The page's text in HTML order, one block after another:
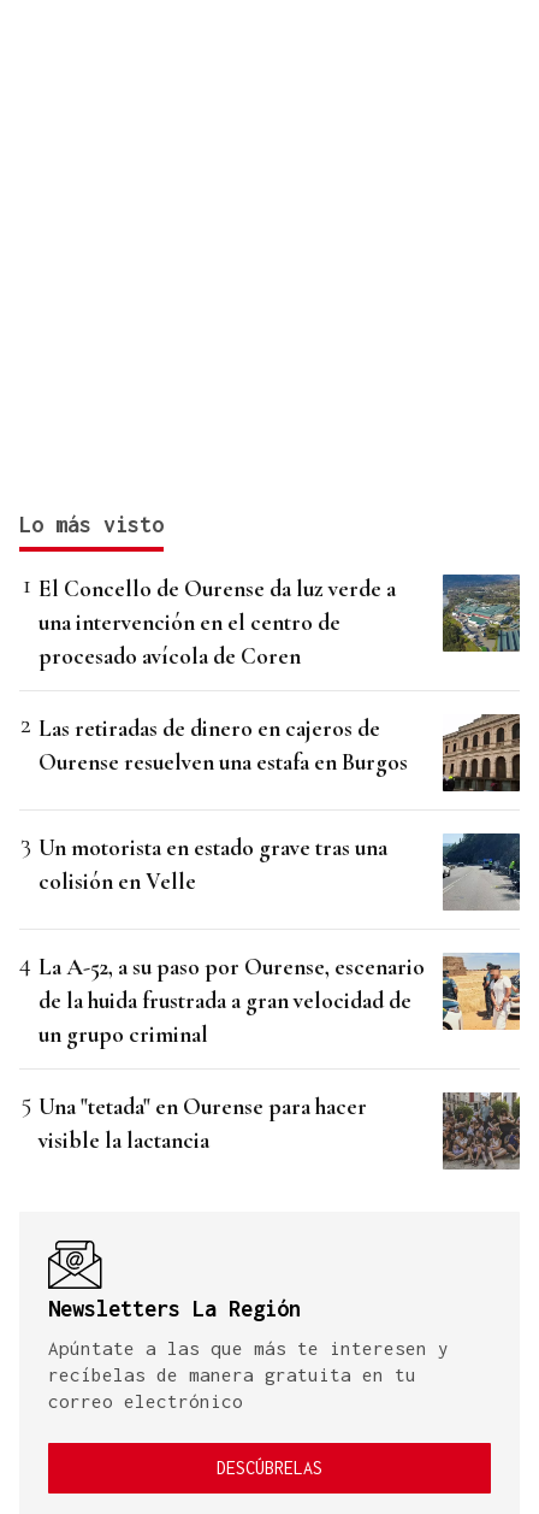
Lo más visto
El Concello de Ourense da luz verde a
una intervención en el centro de
procesado avícola de Coren
Las retiradas de dinero en cajeros de
Ourense resuelven una estafa en Burgos
Un motorista en estado grave tras una
colisión en Velle
La A-52, a su paso por Ourense, escenario
de la huida frustrada a gran velocidad de
un grupo criminal
Una "tetada" en Ourense para hacer
visible la lactancia
Newsletters La Región
Apúntate a las que más te interesen y
recíbelas de manera gratuita en tu
correo electrónico
DESCÚBRELAS